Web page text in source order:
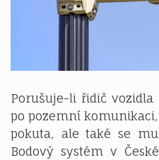
Porušuje-li řidič
po pozemní
pokuta, ale také se
Bodový systém v